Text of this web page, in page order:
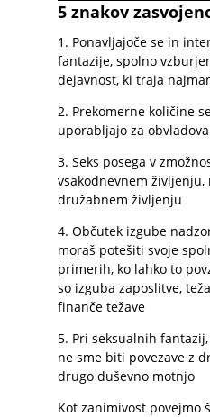
5 znakov
1. Ponavljajoče se in
fantazije, spolno
dejavnost, ki traja
2. Prekomerne količine
uporabljajo za
3. Seks posega v
vsakodnevnem
družabnem življenju
4. Občutek izgube
moraš potešiti svoje
primerih, ko lahko to
so izguba zaposlitve,
finanče težave
5. Pri seksualnih
ne sme biti povezave z
drugo duševno motnjo
Kot zanimivost povejmo